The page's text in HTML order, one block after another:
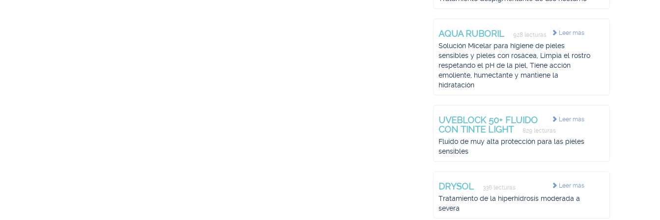
Leer más
AQUA RUBORIL 928 lecturas
Solución Micelar para higiene de pieles
sensibles y pieles con rosácea, Limpia el rostro
respetando el pH de la piel, Tiene acción
emoliente, humectante y mantiene la
hidratación
Leer más
UVEBLOCK 50+ FLUIDO
CON TINTE LIGHT
829 lecturas
Fluido de muy alta protección para las pieles
sensibles
Leer más
DRYSOL 336 lecturas
Tratamiento de la hiperhidrosis moderada a
severa